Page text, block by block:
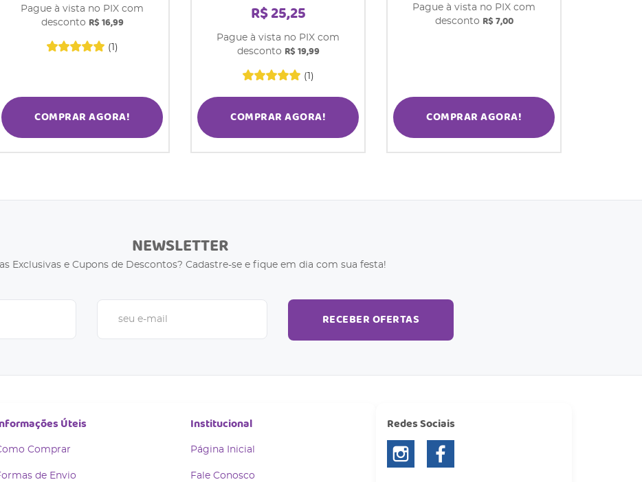
(1)
Pague à vista no PIX com
desconto R$ 16,99
COMPRAR AGORA!
(1)
R$ 25,25
Pague à vista no PIX com
desconto R$ 19,99
COMPRAR AGORA!
Pague à vista no PIX com
desconto R$ 7,00
COMPRAR AGORA!
NEWSLETTER
Exclusivas e Cupons de Descontos? Cadastre-se e fique em dia com sua festa!
RECEBER OFERTAS
Úteis
Comprar
de Envio
Institucional
Página Inicial
Fale Conosco
Redes Sociais